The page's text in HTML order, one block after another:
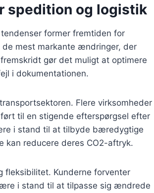
spedition og logistik
former fremtiden for
mest markante ændringer, der
gør det muligt at optimere
i dokumentationen.
Flere virksomheder
til en stigende efterspørgsel efter
i stand til at tilbyde bæredygtige
kan reducere deres CO2-aftryk.
fleksibilitet. Kunderne forventer
i stand til at tilpasse sig ændrede